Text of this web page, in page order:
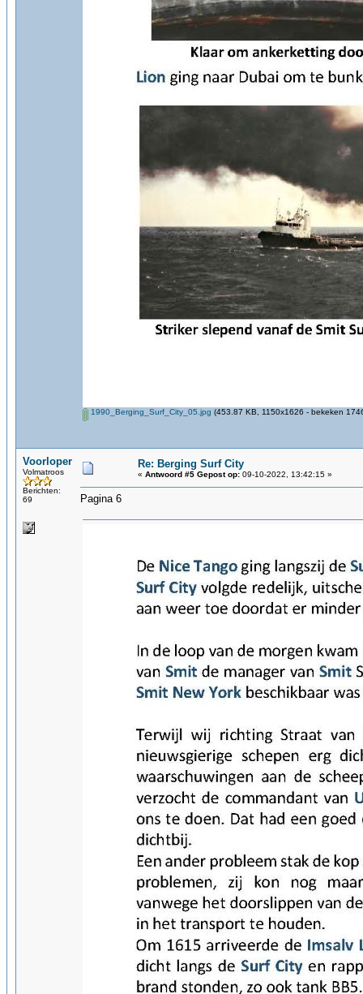
1990_Berging_Surf_City_05.jpg (453.87 KB, 1150x1626 - bekeken
Voorloper
Volmatroos
Berichten:
69
Re: Berging Surf City
« Antwoord #5 Gepost op: 09-10-2022, 13:42:15 »
Pagina 6